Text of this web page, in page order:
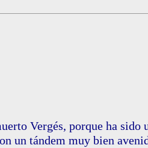
Vergés, porque ha sido
un tándem muy bien